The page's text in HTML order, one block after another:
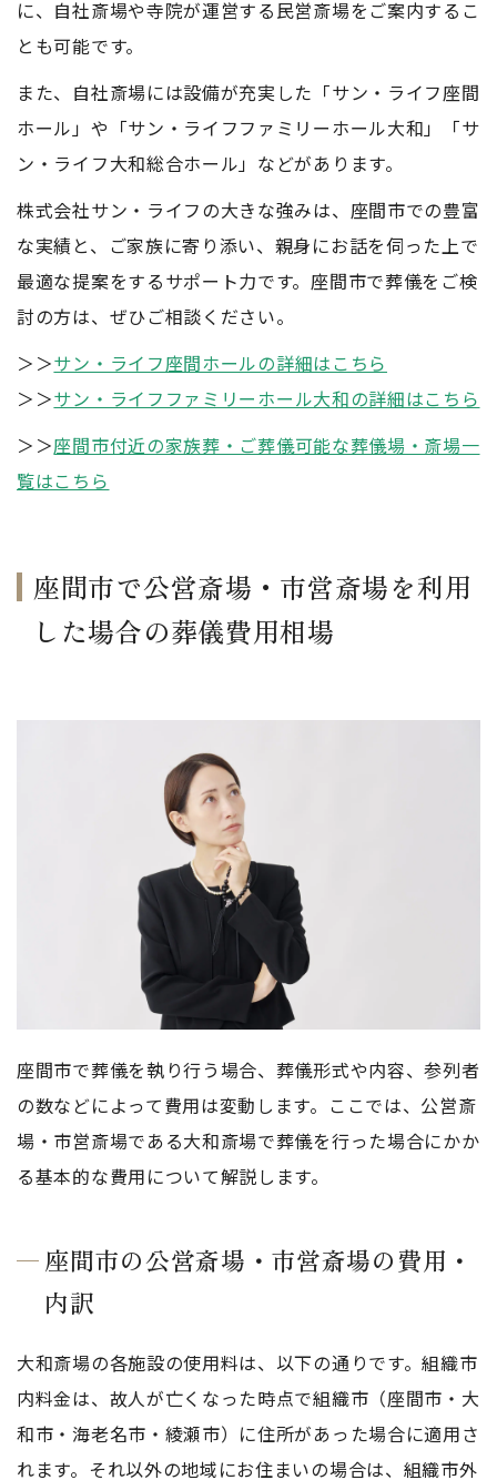
に、自社斎場や寺院が運営する民営斎場をご案内するこ
とも可能です。
また、自社斎場には設備が充実した「サン・ライフ座間
ホール」や「サン・ライフファミリーホール大和」「サ
ン・ライフ大和総合ホール」などがあります。
株式会社サン・ライフの大きな強みは、座間市での豊富
な実績と、ご家族に寄り添い、親身にお話を伺った上で
最適な提案をするサポート力です。座間市で葬儀をご検
討の方は、ぜひご相談ください。
＞＞サン・ライフ座間ホールの詳細はこちら
＞＞サン・ライフファミリーホール大和の詳細はこちら
＞＞座間市付近の家族葬・ご葬儀可能な葬儀場・斎場一
覧はこちら
座間市で公営斎場・市営斎場を利用
した場合の葬儀費用相場
座間市で葬儀を執り行う場合、葬儀形式や内容、参列者
の数などによって費用は変動します。ここでは、公営斎
場・市営斎場である大和斎場で葬儀を行った場合にかか
る基本的な費用について解説します。
座間市の公営斎場・市営斎場の費用・
内訳
大和斎場の各施設の使用料は、以下の通りです。組織市
内料金は、故人が亡くなった時点で組織市（座間市・大
和市・海老名市・綾瀬市）に住所があった場合に適用さ
れます。それ以外の地域にお住まいの場合は、組織市外